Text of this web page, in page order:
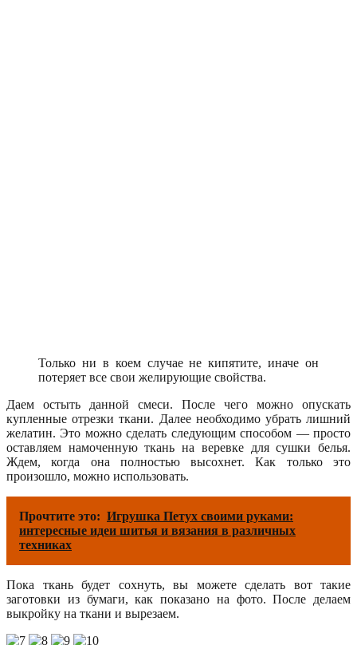
Только ни в коем случае не кипятите, иначе он
потеряет все свои желирующие свойства.
Даем остыть данной смеси. После чего можно опускать
купленные отрезки ткани. Далее необходимо убрать лишний
желатин. Это можно сделать следующим способом — просто
оставляем намоченную ткань на веревке для сушки белья.
Ждем, когда она полностью высохнет. Как только это
произошло, можно использовать.
Прочтите это: Игрушка Петух своими руками:
интересные идеи шитья и вязания в различных
техниках
Пока ткань будет сохнуть, вы можете сделать вот такие
заготовки из бумаги, как показано на фото. После делаем
выкройку на ткани и вырезаем.